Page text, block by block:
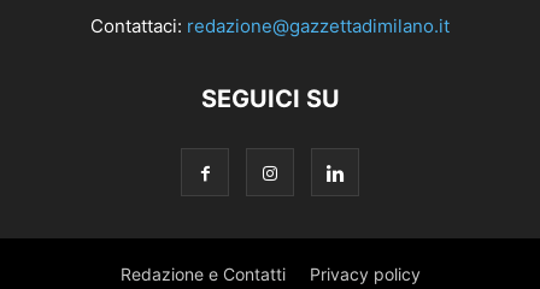
Contattaci: redazione@gazzettadimilano.it
SEGUICI SU
Redazione e Contatti Privacy policy